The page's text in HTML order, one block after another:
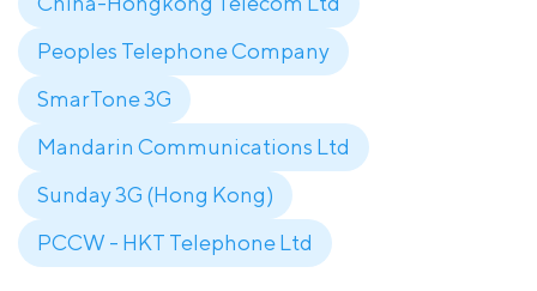
Peoples Telephone Company
SmarTone 3G
Mandarin Communications Ltd
Sunday 3G (Hong Kong)
PCCW - HKT Telephone Ltd